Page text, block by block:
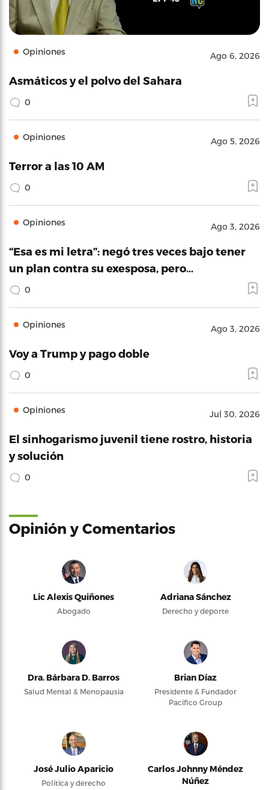
Opiniones Ago 6, 2026
Asmáticos y el polvo del Sahara
0
Opiniones Ago 5, 2026
Terror a las 10 AM
0
Opiniones Ago 3, 2026
“Esa es mi letra”: negó tres veces bajo tener
un plan contra su exesposa, pero…
0
Opiniones Ago 3, 2026
Voy a Trump y pago doble
0
Opiniones Jul 30, 2026
El sinhogarismo juvenil tiene rostro, historia
y solución
0
Opinión y Comentarios
Lic Alexis Quiñones
Abogado
Adriana Sánchez
Derecho y deporte
Dra. Bárbara D. Barros
Salud Mental & Menopausia
Brian Díaz
Presidente & Fundador
Pacifico Group
José Julio Aparicio
Política y derecho
Carlos Johnny Méndez
Núñez